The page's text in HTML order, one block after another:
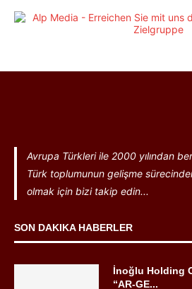
Avrupa Türkleri ile 2000 yılından
Türk toplumunun gelişme
olmak için bizi takip edin...
SON DAKIKA HABERLER
İnoğlu Holding
“AR-GE...